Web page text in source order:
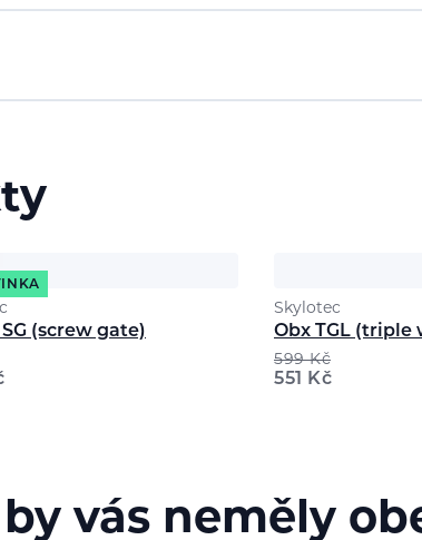
SG (screw gate)
Skylotec
Obx TGL (triple
599Kč
551 Kč
vás neměly